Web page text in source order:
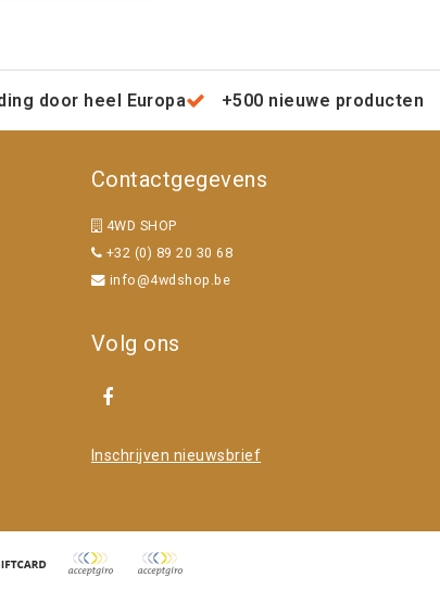
door heel Europa +500 nieuwe producten
Contactgegevens
4WD SHOP
+32 (0) 89 20 30 68
info@4wdshop.be
Volg ons
Inschrijven nieuwsbrief